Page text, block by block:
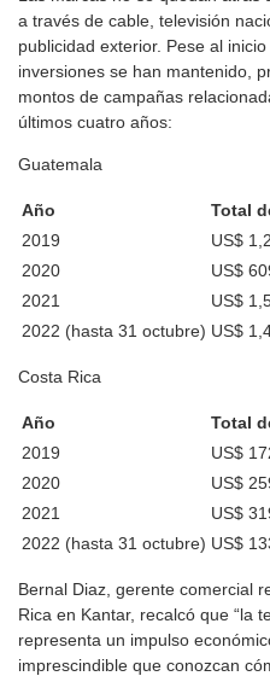
a través de cable, televisión
publicidad exterior. Pese al
inversiones se han mantenido,
montos de campañas
últimos cuatro años:
Guatemala
Año
Total
2019
US$
2020
US$
2021
US$
2022 (hasta 31 octubre) US$
Costa Rica
Año
Total
2019
US$
2020
US$
2021
US$
2022 (hasta 31 octubre) US$
Bernal Diaz, gerente comercial
Rica en Kantar, recalcó que “la
representa un impulso
imprescindible que conozcan